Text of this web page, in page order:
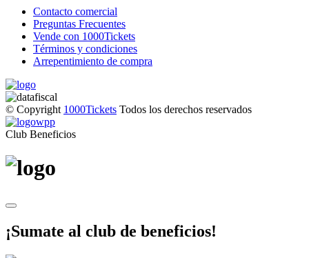
Contacto comercial
Preguntas Frecuentes
Vende con 1000Tickets
Términos y condiciones
Arrepentimiento de compra
© Copyright 1000Tickets Todos los derechos reservados
Club Beneficios
¡Sumate al club de beneficios!